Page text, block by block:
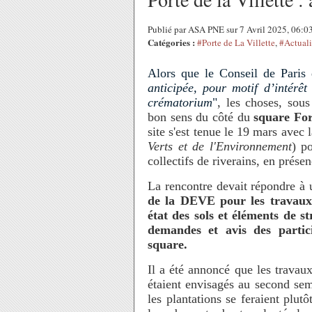
Publié par ASA PNE sur 7 Avril 2025,
Catégories : #Porte de La Villette,
Alors que le Conseil de
anticipée, pour motif
crématorium", les choses,
bon sens du côté dusquare
site s'est tenue le 19 mars
Verts et de l'Environnement)
collectifs de riverains, en
La rencontre devait répondre
de la DEVE pour les
état des sols et éléments de
demandes et avis des
square.
Il a été annoncé que les
étaient envisagés au second
les plantations se feraient